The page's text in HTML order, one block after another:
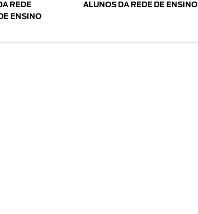
REDE
ENSINO
ALUNOS DA REDE DE ENSINO